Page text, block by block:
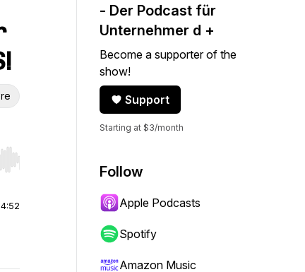
Hold shift to jump forward or backward.
- Der Podcast für
Unternehmer d +
Become a supporter of the
show!
Support
Starting at $3/month
Follow
Apple Podcasts
Spotify
Amazon Music